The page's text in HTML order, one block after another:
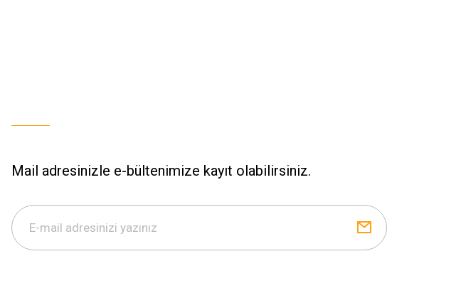
Mail adresinizle e-bültenimize kayıt olabilirsiniz.